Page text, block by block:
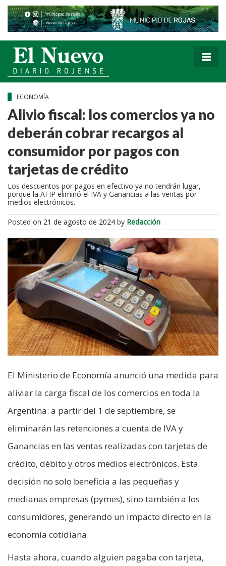
ECONOMÍA
Alivio fiscal: los comercios ya no
deberán cobrar recargos al
consumidor por pagos con
tarjetas de crédito
Los descuentos por pagos en efectivo ya no tendrán lugar,
porque la AFIP eliminó el IVA y Ganancias a las ventas por
medios electrónicos.
Posted on 21 de agosto de 2024 by Redacción
El Ministerio de Economía anunció una medida para
aliviar la carga fiscal de los comercios en toda la
Argentina: a partir del 1 de septiembre, se
eliminarán las retenciones a cuenta de IVA y
Ganancias en las ventas realizadas con tarjetas de
crédito, débito y otros medios electrónicos. Esta
decisión no solo beneficia a las pequeñas y
medianas empresas (pymes), sino también a los
consumidores, generando un impacto directo en la
economía cotidiana.
Hasta ahora, cuando alguien pagaba con tarjeta,